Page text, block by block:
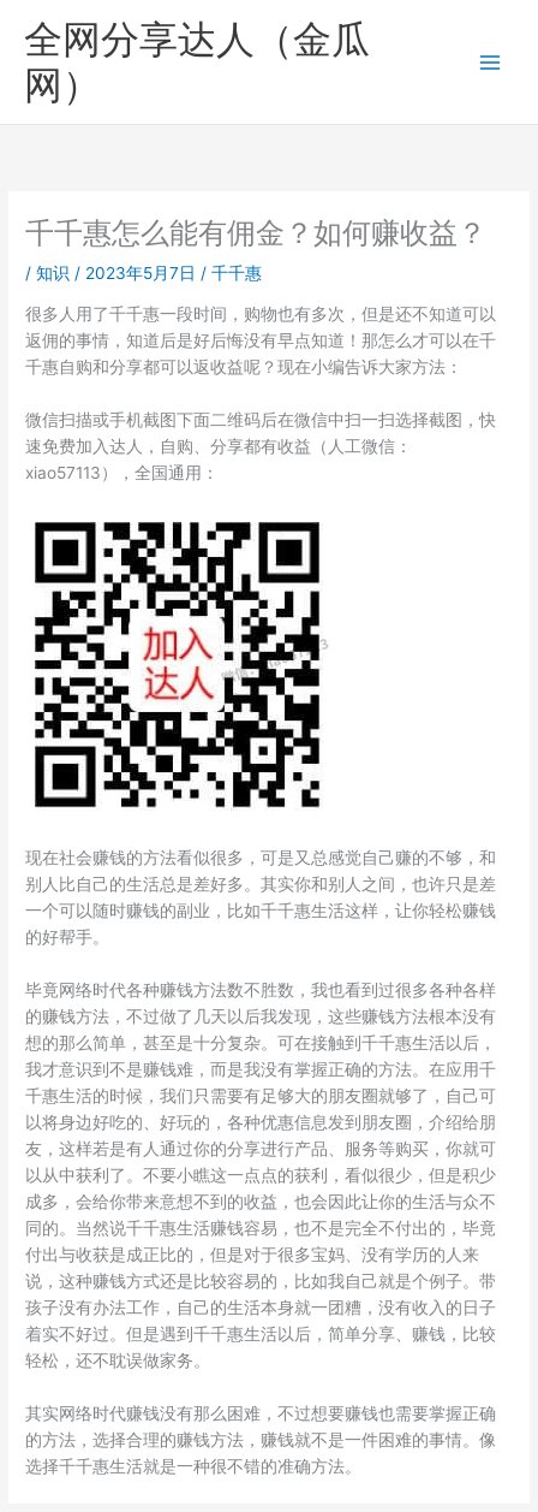
全网分享达人（金瓜
网）
千千惠怎么能有佣金？如何赚收益？
/知识 / 2023年5月7日 /千千惠
很多人用了千千惠一段时间，购物也有多次，但是还不知道可以
返佣的事情，知道后是好后悔没有早点知道！那怎么才可以在千
千惠自购和分享都可以返收益呢？现在小编告诉大家方法：
微信扫描或手机截图下面二维码后在微信中扫一扫选择截图，快
速免费加入达人，自购、分享都有收益（人工微信：
xiao57113），全国通用：
现在社会赚钱的方法看似很多，可是又总感觉自己赚的不够，和
别人比自己的生活总是差好多。其实你和别人之间，也许只是差
一个可以随时赚钱的副业，比如千千惠生活这样，让你轻松赚钱
的好帮手。
毕竟网络时代各种赚钱方法数不胜数，我也看到过很多各种各样
的赚钱方法，不过做了几天以后我发现，这些赚钱方法根本没有
想的那么简单，甚至是十分复杂。可在接触到千千惠生活以后，
我才意识到不是赚钱难，而是我没有掌握正确的方法。在应用千
千惠生活的时候，我们只需要有足够大的朋友圈就够了，自己可
以将身边好吃的、好玩的，各种优惠信息发到朋友圈，介绍给朋
友，这样若是有人通过你的分享进行产品、服务等购买，你就可
以从中获利了。不要小瞧这一点点的获利，看似很少，但是积少
成多，会给你带来意想不到的收益，也会因此让你的生活与众不
同的。当然说千千惠生活赚钱容易，也不是完全不付出的，毕竟
付出与收获是成正比的，但是对于很多宝妈、没有学历的人来
说，这种赚钱方式还是比较容易的，比如我自己就是个例子。带
孩子没有办法工作，自己的生活本身就一团糟，没有收入的日子
着实不好过。但是遇到千千惠生活以后，简单分享、赚钱，比较
轻松，还不耽误做家务。
其实网络时代赚钱没有那么困难，不过想要赚钱也需要掌握正确
的方法，选择合理的赚钱方法，赚钱就不是一件困难的事情。像
选择千千惠生活就是一种很不错的准确方法。